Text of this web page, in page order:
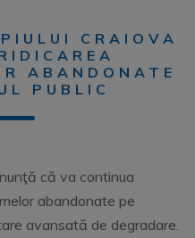
CRAIOVA
ABANDONATE
PUBLIC
că va continua
abandonate pe
avansată de degradare.